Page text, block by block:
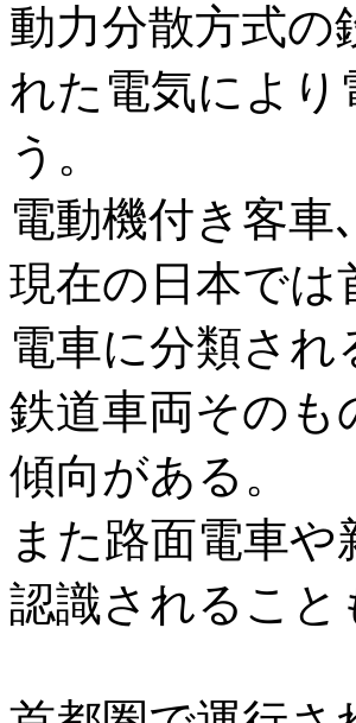
動力分散方式の
れた電気によ
う。
電動機付き客車
現在の日本では
電車に分類され
鉄道車両そのも
傾向がある。
また路面電車
認識されること